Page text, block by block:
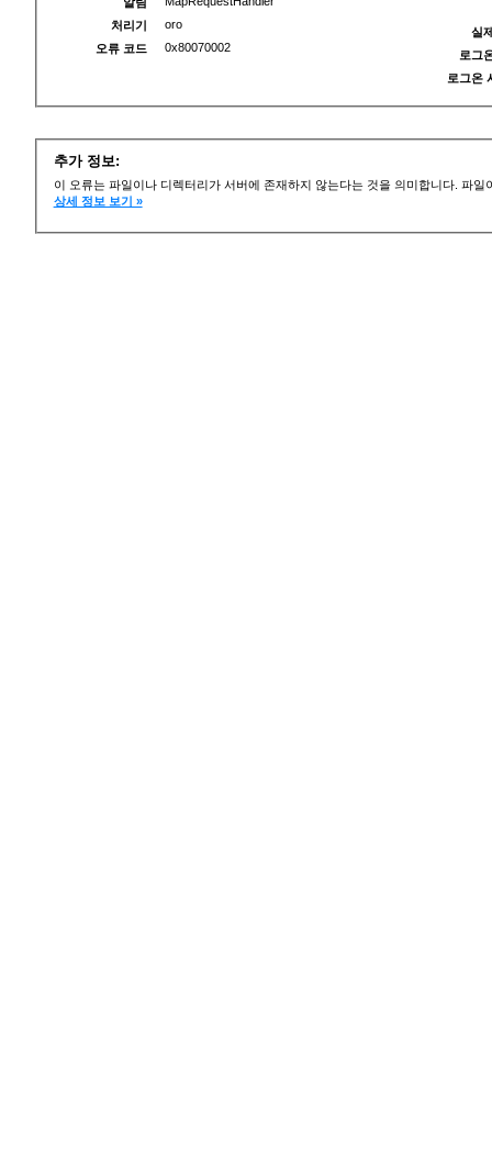
처리기
oro
오류 코드
0x80070002
실
로그
로그온
추가 정보:
이 오류는 파일이나 디렉터리가 서버에 존재하지 않는다는 것을 의미합니다. 파
상세 정보 보기 »